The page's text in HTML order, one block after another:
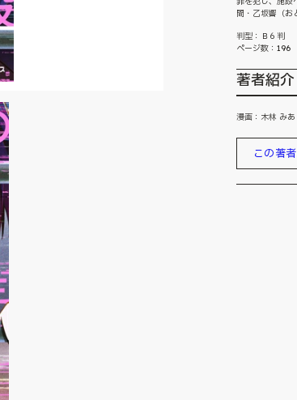
間・乙坂響（お
判型：Ｂ６判
ページ数：196
著者紹介
漫画：木林 み
この著